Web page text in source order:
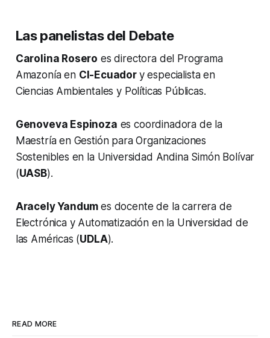
Las panelistas del Debate
Carolina Rosero es directora del Programa
Amazonía en CI-Ecuador y especialista en
Ciencias Ambientales y Políticas Públicas.
Genoveva Espinoza es coordinadora de la
Maestría en Gestión para Organizaciones
Sostenibles en la Universidad Andina Simón Bolívar
(UASB).
Aracely Yandumes docente de la carrera de
Electrónica y Automatización en la Universidad de
las Américas (UDLA).
READ MORE